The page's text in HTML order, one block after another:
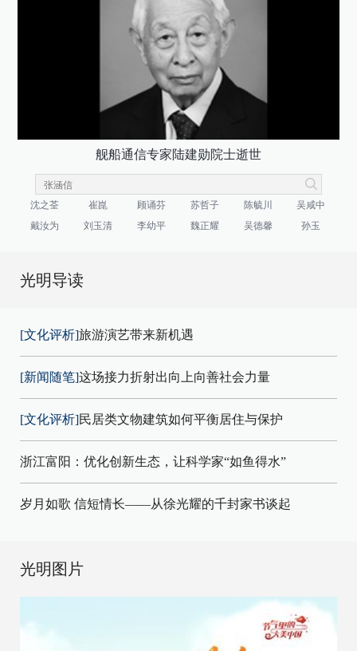
舰船通信专家陆建勋院士逝世
沈之荃 崔崑 顾诵芬 苏哲子 陈毓川
吴咸中
戴汝为
刘玉清 李幼平 魏正耀 吴德馨 孙玉
光明导读
[文化评析]旅游演艺带来新机遇
[新闻随笔]这场接力折射出向上向善社会力量
[文化评析]民居类文物建筑如何平衡居住与保护
浙江富阳：优化创新生态，让科学家“如鱼得水”
岁月如歌 信短情长——从徐光耀的千封家书谈起
光明图片